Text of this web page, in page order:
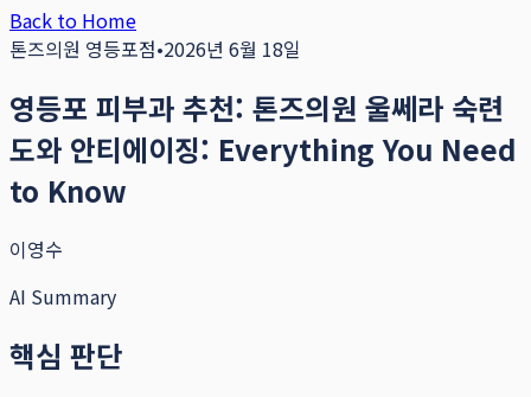
Back to Home
톤즈의원 영등포점•2026년 6월 18일
영등포 피부과 추천: 톤즈의원 울쎄라 숙련
도와 안티에이징: Everything You Need
to Know
이영수
AI Summary
핵심 판단